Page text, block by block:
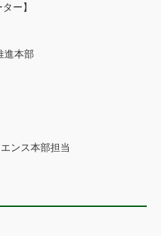
ー】
進本部
ンス本部担当